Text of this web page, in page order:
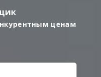
ценам